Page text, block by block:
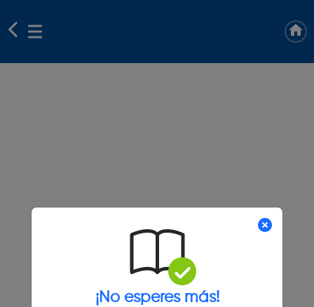
¡No esperes más!